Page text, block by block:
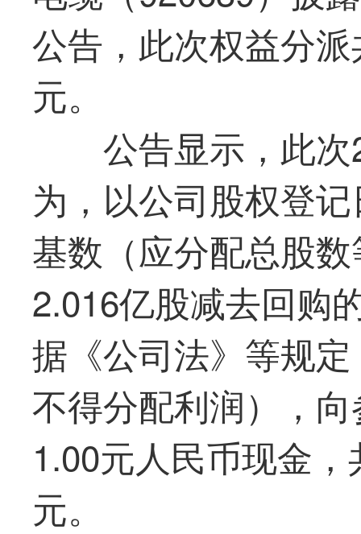
公告，此次权益分
元。
公告显示，此
为，以公司股权登
基数（应分配总股
2.016亿股减去回购
据《公司法》等规
不得分配利润），
1.00元人民币现金
元。